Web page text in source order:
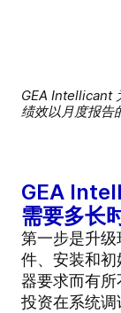
GEA Intellicant
绩效以月度报告
GEA
需要多长
第一步是升
件、安装和
器要求而有
投资在系统